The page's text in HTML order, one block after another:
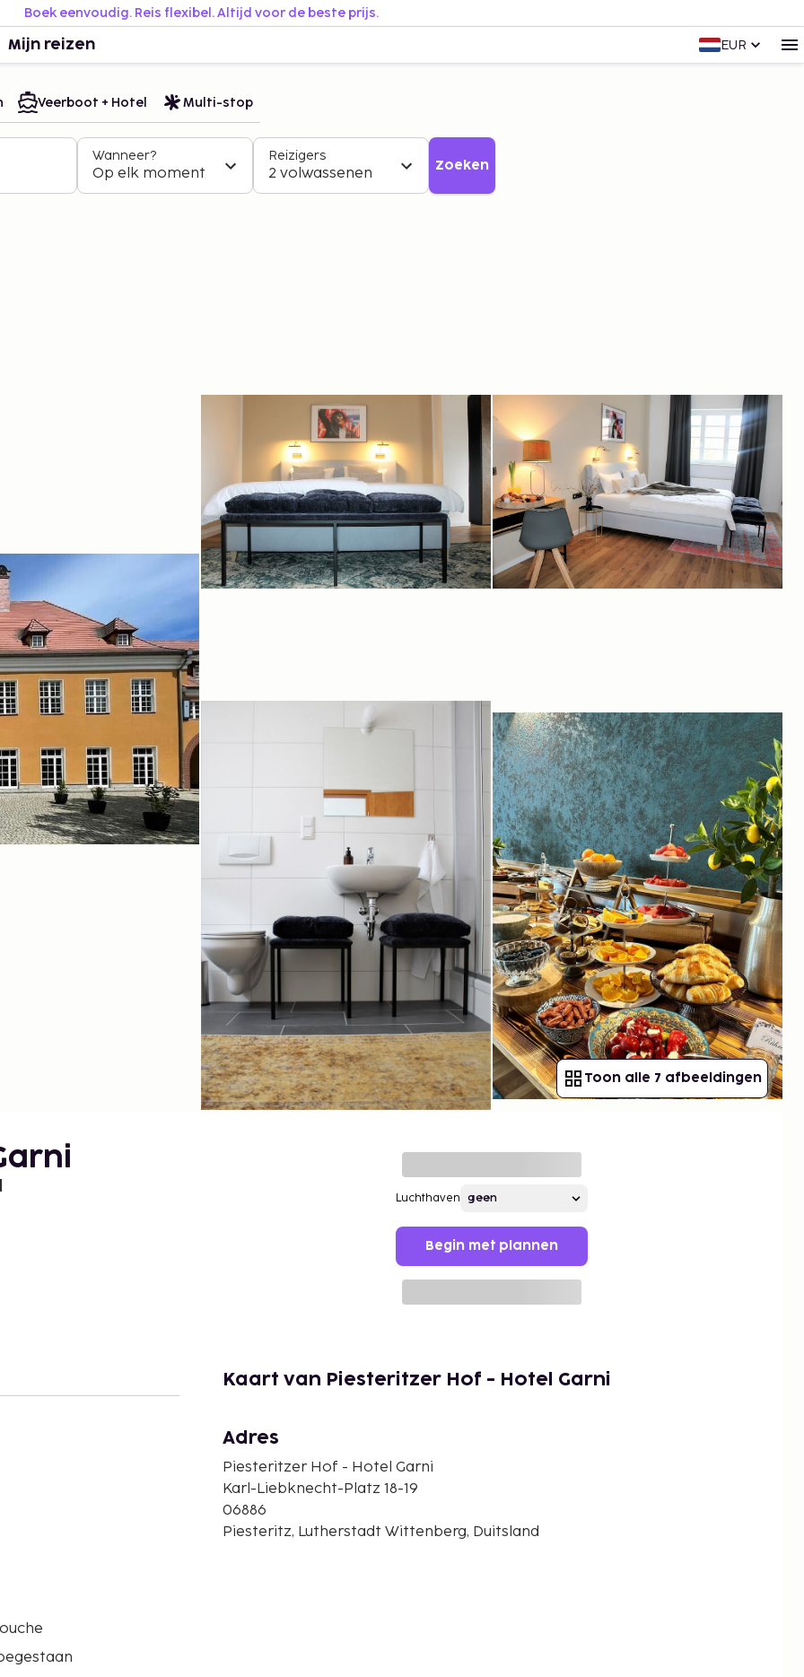
Boek eenvoudig. Reis flexibel. Altijd voor de beste prijs.
Mijn reizen EUR
Veerboot + Hotel Multi-stop
Wanneer?
Op elk moment
Reizigers
2 volwassenen Zoeken
Toon alle 7 afbeeldingen
Luchthaven
Begin met plannen
Kaart van Piesteritzer Hof - Hotel Garni
Adres
Piesteritzer Hof - Hotel Garni
Karl-Liebknecht-Platz 18-19
06886
Piesteritz, Lutherstadt Wittenberg, Duitsland